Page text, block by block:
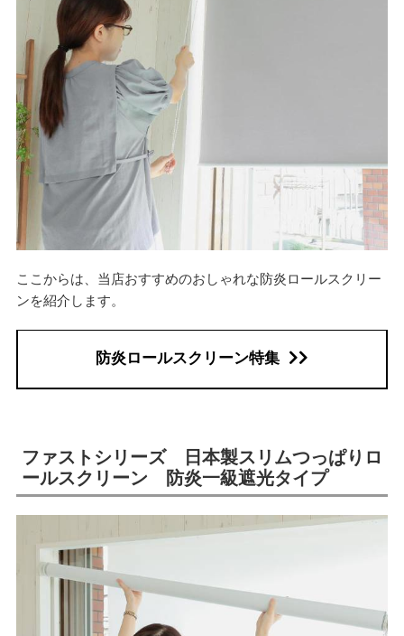
ここからは、当店おすすめのおしゃれな防炎ロールスクリー
ンを紹介します。
防炎ロールスクリーン特集
ファストシリーズ 日本製スリムつっぱりロ
ールスクリーン 防炎一級遮光タイプ